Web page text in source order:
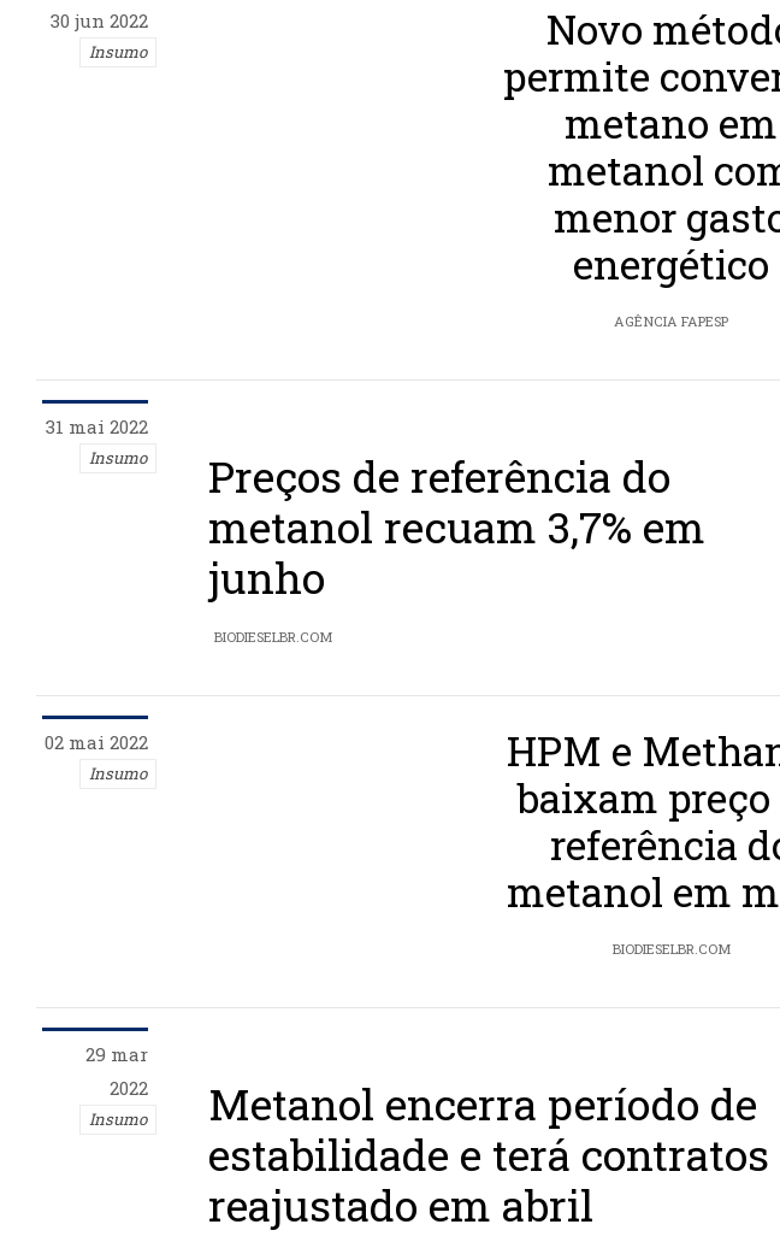
30 jun 2022
Insumo
Novo
permite
metano em
metanol
menor
energético
AGÊNCIA FAPESP
31 mai 2022
Insumo
Preços de referência do
metanol recuam 3,7% em
junho
BIODIESELBR.COM
02 mai 2022
Insumo
HPM e
baixam preço
referência
metanol em
BIODIESELBR.COM
29 mar
2022
Insumo
Metanol encerra período de
estabilidade e terá contratos
reajustado em abril